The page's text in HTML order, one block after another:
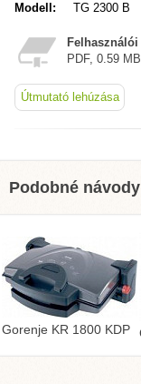
Modell:
TG 2300 B
PDF, 0.59 MB
Útmutató lehúzása
Podobné návody
Gorenje KR 1800 KDP